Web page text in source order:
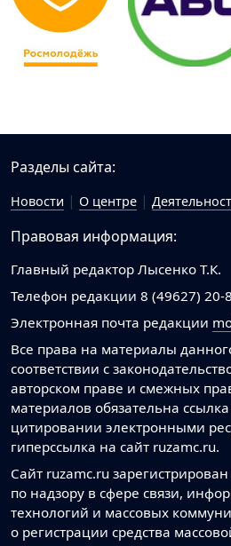
Разделы сайта:
Новости О центре
Правовая информация:
Главный редактор Лысенко Т.К.
Телефон редакции 8 (49627) 20-
Электронная почта редакции
Все права на материалы
соответствии с
авторском праве и смежных
материалов обязательна
цитировании электронными
гиперссылка на сайт ruzamc.ru.
Сайт ruzamc.ru
по надзору в сфере связи,
технологий и массовых
о регистрации средства